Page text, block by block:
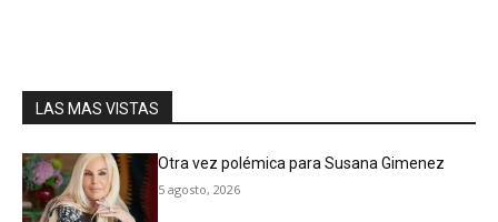
LAS MAS VISTAS
Otra vez polémica para Susana Gimenez
5 agosto, 2026